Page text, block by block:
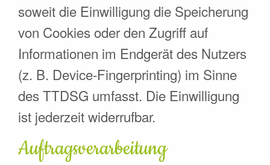
soweit die Einwilligung die Speicherung
von Cookies oder den Zugriff auf
Informationen im Endgerät des Nutzers
(z. B. Device-Fingerprinting) im Sinne
des TTDSG umfasst. Die Einwilligung
ist jederzeit widerrufbar.
Auftragsverarbeitung